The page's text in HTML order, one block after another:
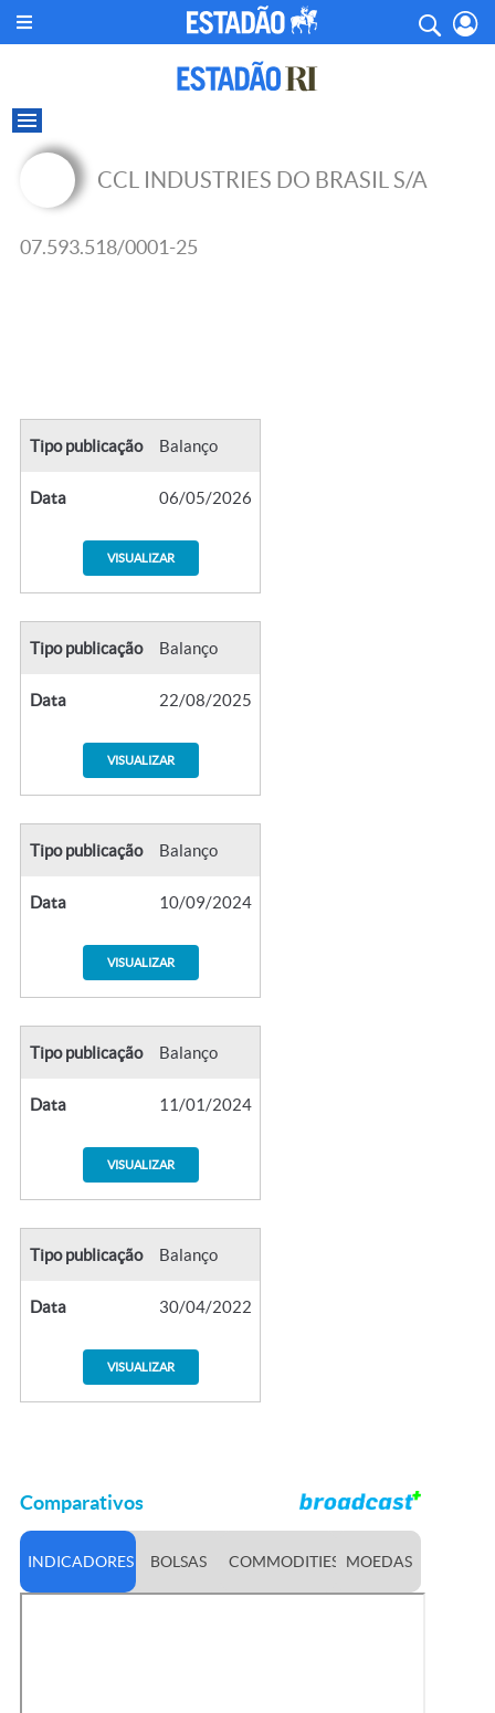
CCL INDUSTRIES DO BRASIL S/A
07.593.518/0001-25
Tipo publicação Balanço
Data 06/05/2026
VISUALIZAR
Tipo publicação Balanço
Data 22/08/2025
VISUALIZAR
Tipo publicação Balanço
Data 10/09/2024
VISUALIZAR
Tipo publicação Balanço
Data 11/01/2024
VISUALIZAR
Tipo publicação Balanço
Data 30/04/2022
VISUALIZAR
Comparativos
INDICADORES BOLSAS COMMODITIES MOEDAS